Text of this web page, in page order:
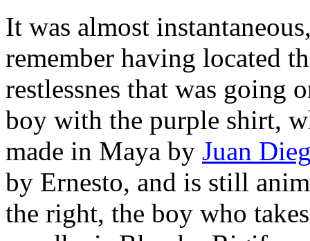
It was almost
remember having located
restlessnes that was going
boy with the purple shirt,
made ​​in Maya by Juan
by Ernesto, and is still
the right, the boy who